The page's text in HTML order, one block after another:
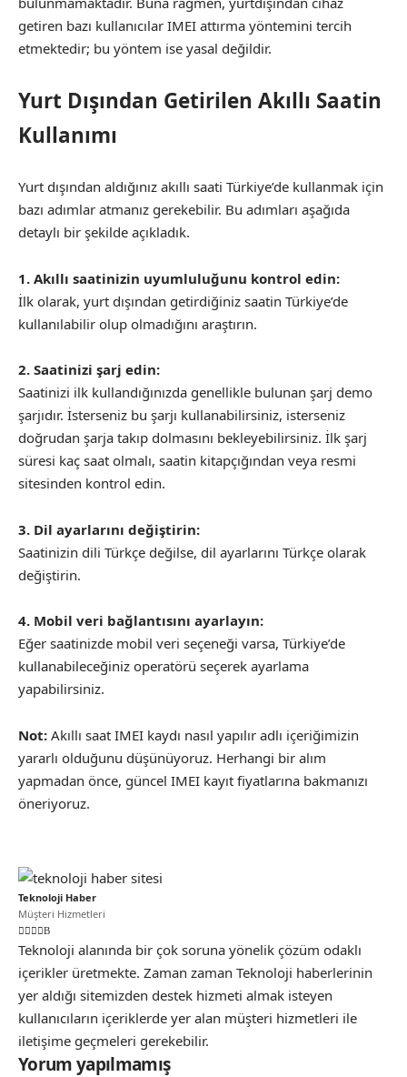
getiren bazı kullanıcılar IMEI attırma yöntemini tercih
etmektedir; bu yöntem ise yasal değildir.
Yurt Dışından Getirilen Akıllı Saatin
Kullanımı
Yurt dışından aldığınız akıllı saati Türkiye’de kullanmak için
bazı adımlar atmanız gerekebilir. Bu adımları aşağıda
detaylı bir şekilde açıkladık.
1. Akıllı saatinizin uyumluluğunu kontrol edin:
İlk olarak, yurt dışından getirdiğiniz saatin Türkiye’de
kullanılabilir olup olmadığını araştırın.
2. Saatinizi şarj edin:
Saatinizi ilk kullandığınızda genellikle bulunan şarj demo
şarjıdır. İsterseniz bu şarjı kullanabilirsiniz, isterseniz
doğrudan şarja takıp dolmasını bekleyebilirsiniz. İlk şarj
süresi kaç saat olmalı, saatin kitapçığından veya resmi
sitesinden kontrol edin.
3. Dil ayarlarını değiştirin:
Saatinizin dili Türkçe değilse, dil ayarlarını Türkçe olarak
değiştirin.
4. Mobil veri bağlantısını ayarlayın:
Eğer saatinizde mobil veri seçeneği varsa, Türkiye’de
kullanabileceğiniz operatörü seçerek ayarlama
yapabilirsiniz.
Not: Akıllı saat IMEI kaydı nasıl yapılır adlı içeriğimizin
yararlı olduğunu düşünüyoruz. Herhangi bir alım
yapmadan önce, güncel IMEI kayıt fiyatlarına bakmanızı
öneriyoruz.
Teknoloji Haber
Müşteri Hizmetleri
Teknoloji alanında bir çok soruna yönelik çözüm odaklı
içerikler üretmekte. Zaman zaman Teknoloji haberlerinin
yer aldığı sitemizden destek hizmeti almak isteyen
kullanıcıların içeriklerde yer alan müşteri hizmetleri ile
iletişime geçmeleri gerekebilir.
Yorum yapılmamış